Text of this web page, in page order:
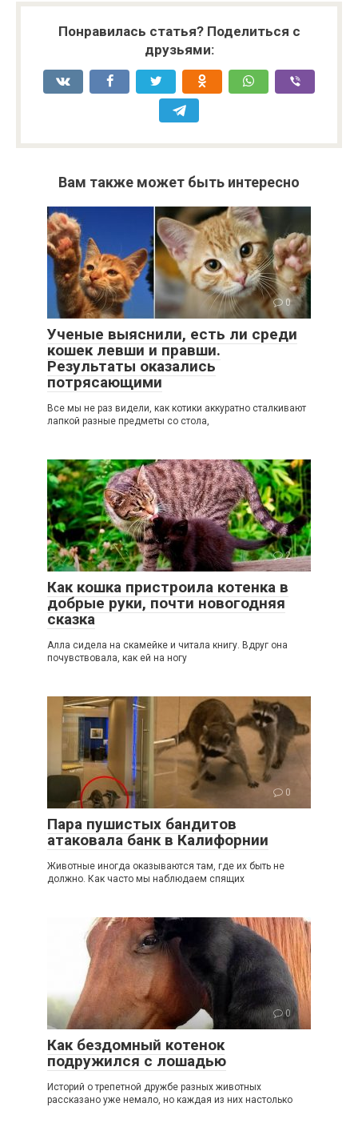
Понравилась статья? Поделиться с
друзьями:
Вам также может быть интересно
0
Ученые выяснили, есть ли среди
кошек левши и правши.
Результаты оказались
потрясающими
Все мы не раз видели, как котики аккуратно сталкивают
лапкой разные предметы со стола,
2
Как кошка пристроила котенка в
добрые руки, почти новогодняя
сказка
Алла сидела на скамейке и читала книгу. Вдруг она
почувствовала, как ей на ногу
0
Пара пушистых бандитов
атаковала банк в Калифорнии
Животные иногда оказываются там, где их быть не
должно. Как часто мы наблюдаем спящих
0
Как бездомный котенок
подружился с лошадью
Историй о трепетной дружбе разных животных
рассказано уже немало, но каждая из них настолько